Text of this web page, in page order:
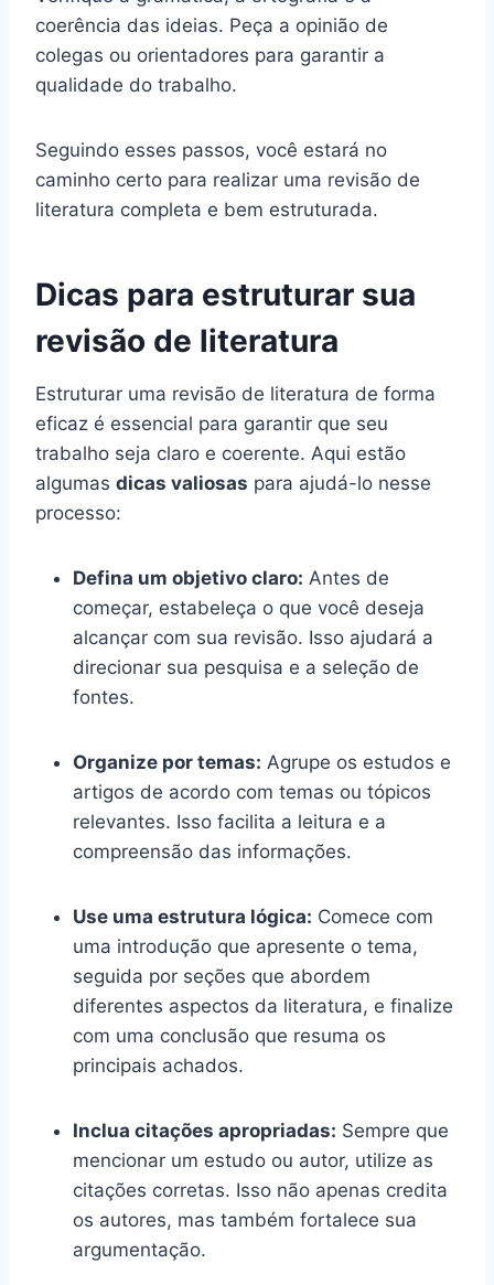
coerência das ideias. Peça a opinião de
colegas ou orientadores para garantir a
qualidade do trabalho.
Seguindo esses passos, você estará no
caminho certo para realizar uma revisão de
literatura completa e bem estruturada.
Dicas para estruturar sua
revisão de literatura
Estruturar uma revisão de literatura de forma
eficaz é essencial para garantir que seu
trabalho seja claro e coerente. Aqui estão
algumas dicas valiosas para ajudá-lo nesse
processo:
Defina um objetivo claro: Antes de
começar, estabeleça o que você deseja
alcançar com sua revisão. Isso ajudará a
direcionar sua pesquisa e a seleção de
fontes.
Organize por temas: Agrupe os estudos e
artigos de acordo com temas ou tópicos
relevantes. Isso facilita a leitura e a
compreensão das informações.
Use uma estrutura lógica: Comece com
uma introdução que apresente o tema,
seguida por seções que abordem
diferentes aspectos da literatura, e finalize
com uma conclusão que resuma os
principais achados.
Inclua citações apropriadas: Sempre que
mencionar um estudo ou autor, utilize as
citações corretas. Isso não apenas credita
os autores, mas também fortalece sua
argumentação.